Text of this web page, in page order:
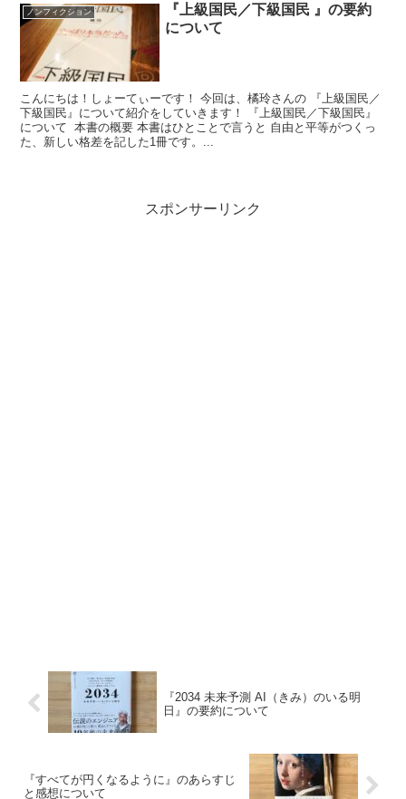
ノンフィクション
『上級国民／下級国民 』の要約
について
こんにちは！しょーてぃーです！ 今回は、橘玲さんの 『上級国民／
下級国民』について紹介をしていきます！ 『上級国民／下級国民』
について 本書の概要 本書はひとことで言うと 自由と平等がつくっ
た、新しい格差を記した1冊です。...
スポンサーリンク
『2034 未来予測 AI（きみ）のいる明
日』の要約について
『すべてが円くなるように』のあらすじ
と感想について